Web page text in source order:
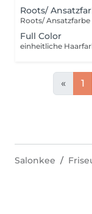
Roots/
Roots/
Full Color
einheitliche
« 1
Salonkee